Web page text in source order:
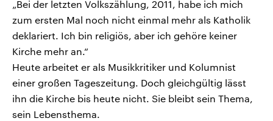
„Bei der letzten Volkszählung, 2011, habe ich mich
zum ersten Mal noch nicht einmal mehr als Katholik
deklariert. Ich bin religiös, aber ich gehöre keiner
Kirche mehr an.“
Heute arbeitet er als Musikkritiker und Kolumnist
einer großen Tageszeitung. Doch gleichgültig lässt
ihn die Kirche bis heute nicht. Sie bleibt sein Thema,
sein Lebensthema.